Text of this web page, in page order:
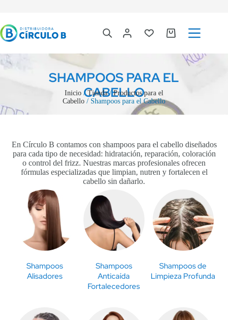
SHAMPOOS PARA EL
CABELLO
Inicio /Tienda/Productos para el
Cabello / Shampoos para el Cabello
En Círculo B contamos con shampoos para el cabello diseñados
para cada tipo de necesidad: hidratación, reparación, coloración
o control del frizz. Nuestras marcas profesionales ofrecen
fórmulas especializadas que limpian, nutren y fortalecen el
cabello sin dañarlo.
Shampoos
Alisadores
Shampoos
Anticaída
Fortalecedores
Shampoos de
Limpieza Profunda